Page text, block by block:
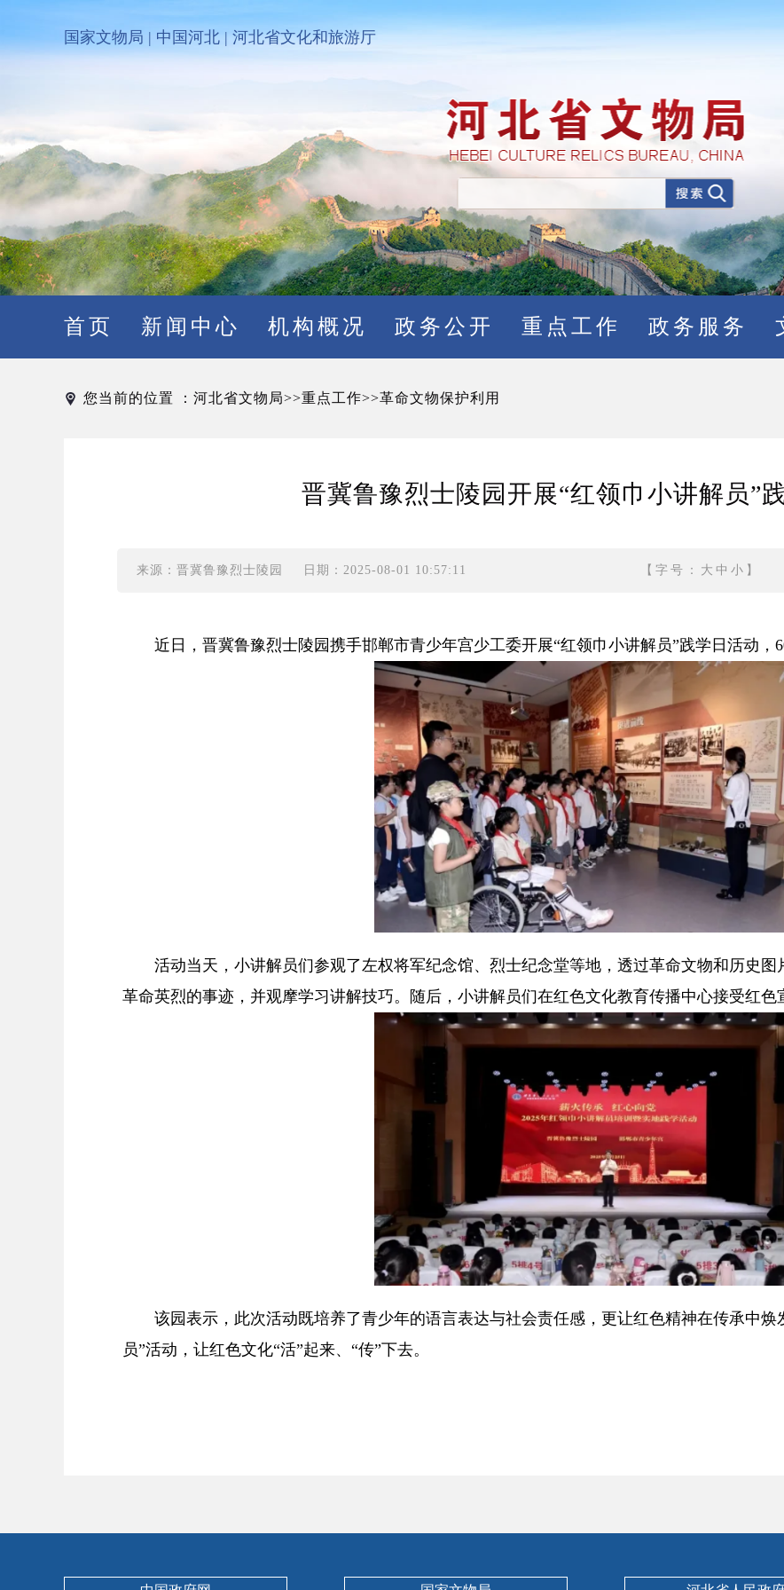
国家文物局 | 中国河北|河北省文化和旅游厅
首页 新闻中心 机构概况 政务公开 重点工作 政务服务
您当前的位置 ： 河北省文物局>>重点工作>>革命文物保护利用
晋冀鲁豫烈士陵园开展“红领巾小讲解员”
来源：晋冀鲁豫烈士陵园 日期：2025-08-01 10:57:11 【字号： 大 中 小 】
近日，晋冀鲁豫烈士陵园携手邯郸市青少年宫少工委开展“红领巾小讲解员”践学日活动，
活动当天，小讲解员们参观了左权将军纪念馆、烈士纪念堂等地，透过革命文物和历史图
革命英烈的事迹，并观摩学习讲解技巧。随后，小讲解员们在红色文化教育传播中心接受红色
该园表示，此次活动既培养了青少年的语言表达与社会责任感，更让红色精神在传承中焕
员”活动，让红色文化“活”起来、“传”下去。